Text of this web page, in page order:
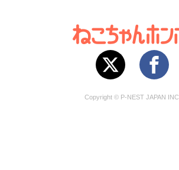
Copyright © P-NEST JAPAN INC.